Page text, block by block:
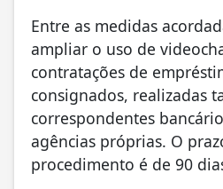
Entre as medidas
ampliar o uso de
contratações de
consignados, realizadas
correspondentes
agências próprias. O
procedimento é de 90